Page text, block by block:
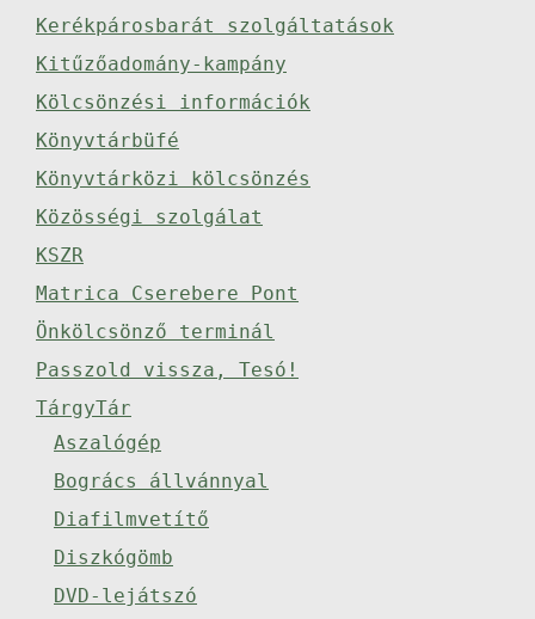
Kerékpárosbarát szolgáltatások
Kitűzőadomány-kampány
Kölcsönzési információk
Könyvtárbüfé
Könyvtárközi kölcsönzés
Közösségi szolgálat
KSZR
Matrica Cserebere Pont
Önkölcsönző terminál
Passzold vissza, Tesó!
TárgyTár
Aszalógép
Bogrács állvánnyal
Diafilmvetítő
Diszkógömb
DVD-lejátszó